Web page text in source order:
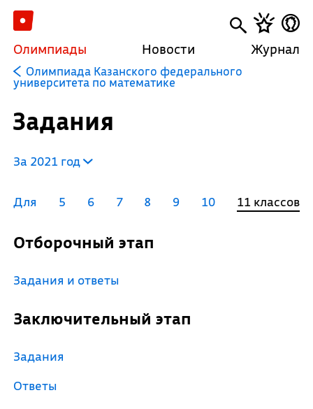
Олимпиады Новости Журнал
Олимпиада Казанского федерального
университета по математике
Задания
За 2021 год
Для 5 6 7 8 9 10 11 классов
Отборочный этап
Задания и ответы
Заключительный этап
Задания
Ответы